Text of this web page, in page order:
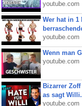
youtube.com
Wer hat in 1
youtube.com
Wenn man
youtube.com
Bizarrer
as sagt
youtube.com